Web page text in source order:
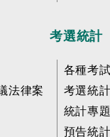
法律案
考選統計
各種考
考選統
統計專
預告統